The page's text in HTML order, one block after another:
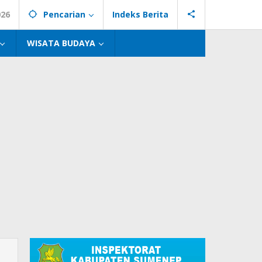
Pencarian Indeks Berita
WISATA BUDAYA